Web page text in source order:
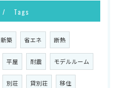
Tags
新築 省エネ 断熱
平屋 耐震 モデルルーム
別荘 貸別荘 移住